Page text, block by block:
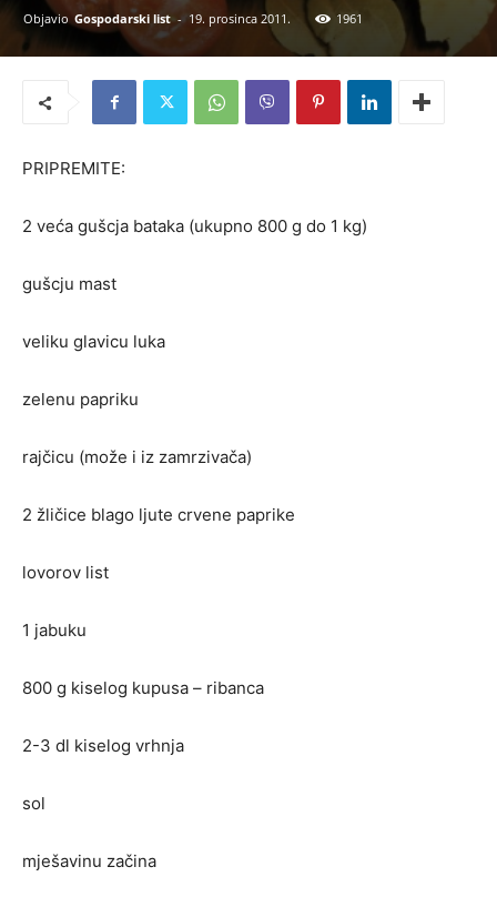
Objavio Gospodarski list - 19. prosinca 2011. 1961
PRIPREMITE:
2 veća gušcja bataka (ukupno 800 g do 1 kg)
gušcju mast
veliku glavicu luka
zelenu papriku
rajčicu (može i iz zamrzivača)
2 žličice blago ljute crvene paprike
lovorov list
1 jabuku
800 g kiselog kupusa – ribanca
2-3 dl kiselog vrhnja
sol
mješavinu začina